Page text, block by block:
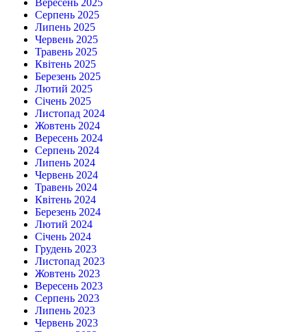
Вересень 2025
Серпень 2025
Липень 2025
Червень 2025
Травень 2025
Квітень 2025
Березень 2025
Лютий 2025
Січень 2025
Листопад 2024
Жовтень 2024
Вересень 2024
Серпень 2024
Липень 2024
Червень 2024
Травень 2024
Квітень 2024
Березень 2024
Лютий 2024
Січень 2024
Грудень 2023
Листопад 2023
Жовтень 2023
Вересень 2023
Серпень 2023
Липень 2023
Червень 2023